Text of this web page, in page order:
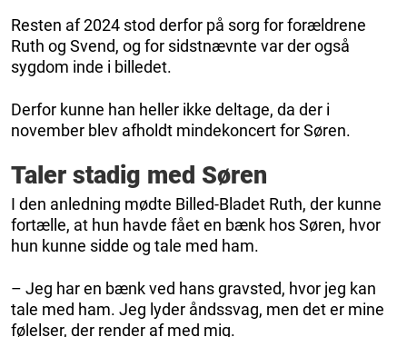
Resten af 2024 stod derfor på sorg for forældrene
Ruth og Svend, og for sidstnævnte var der også
sygdom inde i billedet.
Derfor kunne han heller ikke deltage, da der i
november blev afholdt mindekoncert for Søren.
Taler stadig med Søren
I den anledning mødte Billed-Bladet Ruth, der kunne
fortælle, at hun havde fået en bænk hos Søren, hvor
hun kunne sidde og tale med ham.
– Jeg har en bænk ved hans gravsted, hvor jeg kan
tale med ham. Jeg lyder åndssvag, men det er mine
følelser, der render af med mig.